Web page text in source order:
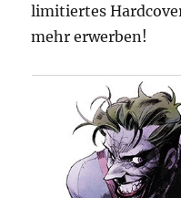
limitiertes
mehr erwerben!